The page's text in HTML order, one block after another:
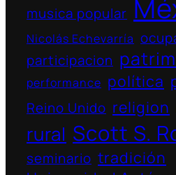
musica popular
Nicolás Echevarría
participacion
performance política
Reino Unido religion
rural Scott S.
seminario tradición